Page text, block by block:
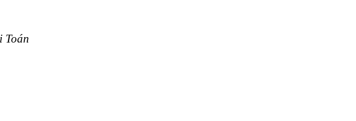
Toán